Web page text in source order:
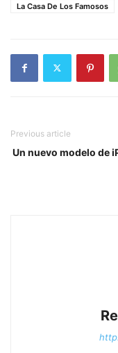
La Casa De Los Famosos
Previous article
Un nuevo modelo de